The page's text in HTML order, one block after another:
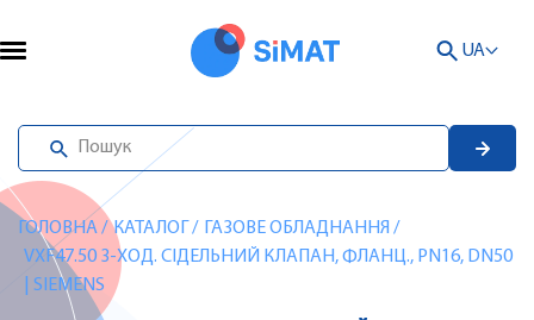
UA
ГОЛОВНА/ КАТАЛОГ / ГАЗОВЕ ОБЛАДНАННЯ /
VXF47.50 3-ХОД. СІДЕЛЬНИЙ КЛАПАН, ФЛАНЦ., PN16, DN50
| SIEMENS